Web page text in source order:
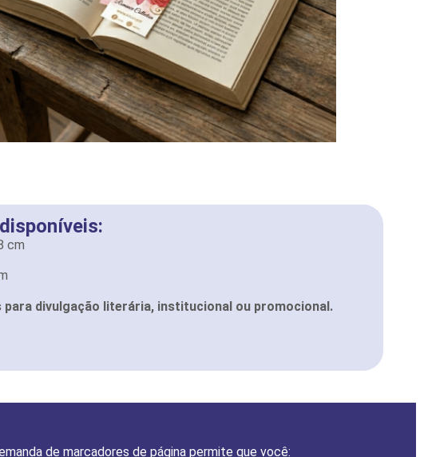
cm
para divulgação literária, institucional ou promocional.
de marcadores de página permite que você: